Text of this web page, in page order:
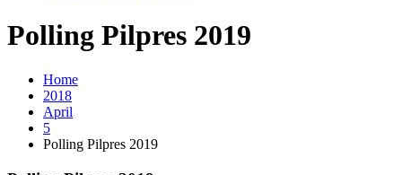
Polling Pilpres 2019
Home
2018
April
5
Polling Pilpres 2019